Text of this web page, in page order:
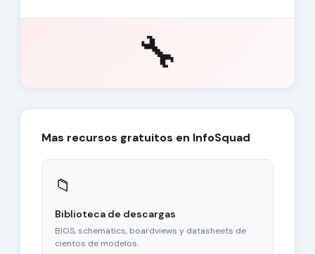
🔧
Mas recursos gratuitos en InfoSquad
📁
Biblioteca de descargas
BIOS, schematics, boardviews y datasheets de
cientos de modelos.